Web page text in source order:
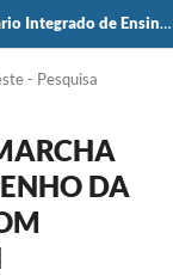
Seminário de Iniciação Científica e Seminário Integrado de Ensino, Pesquisa e Extensão (SIEPE)
- Pesquisa
DA